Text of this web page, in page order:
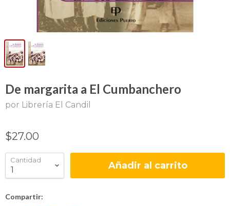
De margarita a El Cumbanchero
por Librería El Candil
$27.00
Cantidad Añadir al carrito
Compartir: